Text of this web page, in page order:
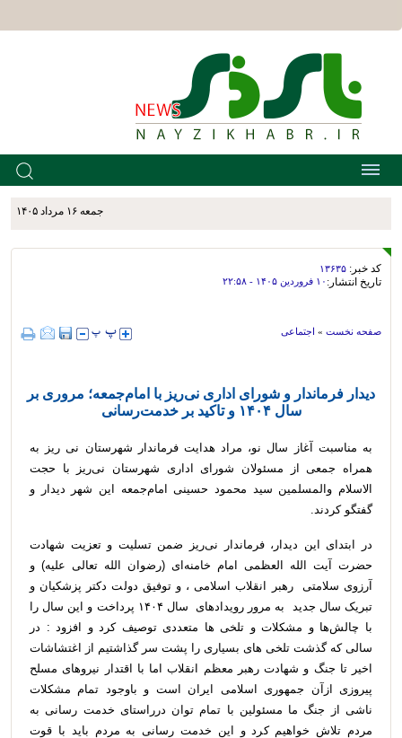
جمعه ۱۶ مرداد ۱۴۰۵
کد خبر: ۱۳۶۳۵
تاریخ انتشار: ۱۰ فروردين ۱۴۰۵ - ۲۲:۵۸
صفحه نخست » اجتماعی
دیدار فرماندار و شورای اداری نی‌ریز با امام‌جمعه؛ مروری بر
سال ۱۴۰۴ و تاکید بر خدمت‌رسانی
به مناسبت آغاز سال نو، مراد هدایت فرماندار شهرستان نی ریز به
همراه جمعی از مسئولان شورای اداری شهرستان نی‌ریز با حجت
الاسلام والمسلمین سید محمود حسینی امام‌جمعه این شهر دیدار و
گفتگو کردند.
در ابتدای این دیدار، فرماندار نی‌ریز ضمن تسلیت و تعزیت شهادت
حضرت آیت الله العظمی امام خامنه‌ای (رضوان الله تعالی علیه) و
آرزوی سلامتی رهبر انقلاب اسلامی ، و توفیق دولت دکتر پزشکیان و
تبریک سال جدید به مرور رویدادهای سال ۱۴۰۴ پرداخت و این سال را
با چالش‌ها و مشکلات و تلخی ها متعددی توصیف کرد و افزود : در
سالی که گذشت تلخی های بسیاری را پشت سر گذاشتیم از اغتشاشات
اخیر تا جنگ و شهادت رهبر معظم انقلاب اما با اقتدار نیروهای مسلح
پیروزی ازآن جمهوری اسلامی ایران است و باوجود تمام مشکلات
ناشی از جنگ ما مسئولین با تمام توان درراستای خدمت رسانی به
مردم تلاش خواهیم کرد و این خدمت رسانی به مردم باید با قوت